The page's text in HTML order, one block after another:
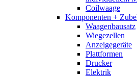
Coilwaage
Komponenten +
Waagenbausatz
Wiegezellen
Anzeigegeräte
Plattformen
Drucker
Elektrik